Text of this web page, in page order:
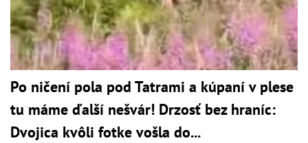
Po ničení pola pod Tatrami a kúpaní v plese
tu máme ďalší nešvár! Drzosť bez hraníc:
Dvojica kvôli fotke vošla do...